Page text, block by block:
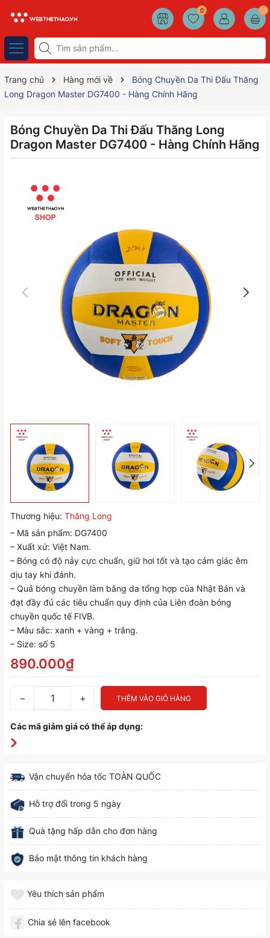
0
Trang chủ Hàng mới về
Bóng Chuyền Da Thi Đấu Thăng
Long Dragon Master DG7400 - Hàng Chính Hãng
Bóng Chuyền Da Thi Đấu Thăng Long
Dragon Master DG7400 - Hàng Chính Hãng
Thương hiệu: Thăng Long
– Mã sản phẩm: DG7400
– Xuất xứ: Việt Nam.
– Bóng có độ nảy cực chuẩn, giữ hơi tốt và tạo cảm giác êm
dịu tay khi đánh.
– Quả bóng chuyền làm bằng da tổng hợp của Nhật Bản và
đạt đầy đủ các tiêu chuẩn quy định của Liên đoàn bóng
chuyền quốc tế FIVB.
– Màu sắc: xanh + vàng + trắng.
– Size: số 5
890.000₫
− + THÊM VÀO GIỎ HÀNG
Các mã giảm giá có thể áp dụng:
Vận chuyển hỏa tốc TOÀN QUỐC
Hỗ trợ đổi trong 5 ngày
Quà tặng hấp dẫn cho đơn hàng
Bảo mật thông tin khách hàng
Yêu thích sản phẩm
Chia sẻ lên facebook